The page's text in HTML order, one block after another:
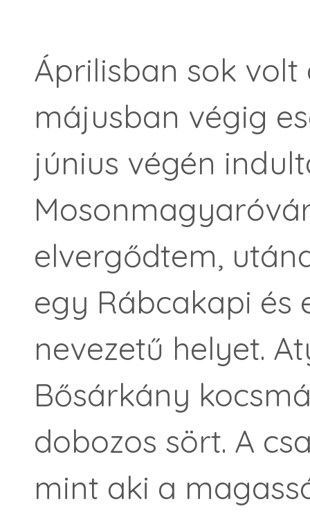
Áprilisban sok
májusban végig
június végén
elvergődtem,
egy Rábcakapi és
nevezetű helyet.
Bősárkány
dobozos sört. A
mint aki a